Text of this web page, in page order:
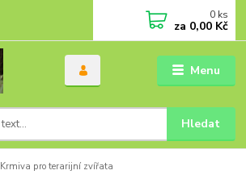
Menu
Hledat
0 ks
za 0,00 Kč
Krmiva pro terarijní zvířata